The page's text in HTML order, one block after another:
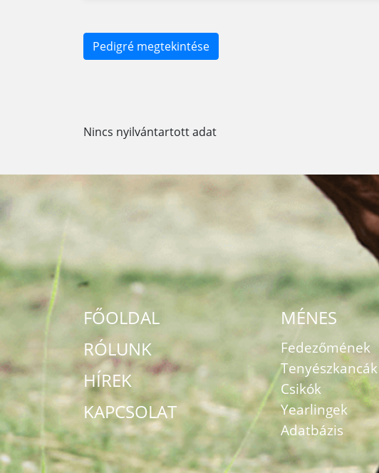
Pedigré megtekintése
Nincs nyilvántartott adat
FŐOLDAL
RÓLUNK
HÍREK
KAPCSOLAT
MÉNES
Fedezőmének
Tenyészkancák
Csikók
Yearlingek
Adatbázis